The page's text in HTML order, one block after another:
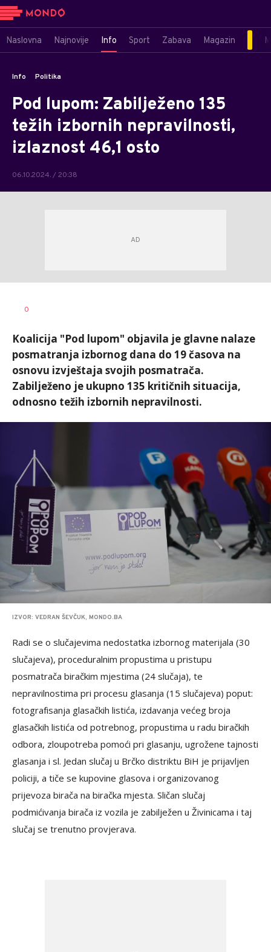
Naslovna Najnovije Info Sport Zabava Magazin
Info Politika
Pod lupom: Zabilježeno 135
težih izbornih nepravilnosti,
izlaznost 46,1 osto
06.10.2024. / 20:38
AUTOR
0
Koalicija "Pod lupom" objavila je glavne nalaze
posmatranja izbornog dana do 19 časova na
osnovu izvještaja svojih posmatrača.
Zabilježeno je ukupno 135 kritičnih situacija,
odnosno težih izbornih nepravilnosti.
IZVOR: VEDRAN ŠEVČUK, MONDO.BA
Radi se o slučajevima nedostatka izbornog materijala (30
slučajeva), proceduralnim propustima u pristupu
posmatrača biračkim mjestima (24 slučaja), te
nepravilnostima pri procesu glasanja (15 slučajeva) poput:
fotografisanja glasačkih listića, izdavanja većeg broja
glasačkih listića od potrebnog, propustima u radu biračkih
odbora, zloupotreba pomoći pri glasanju, ugrožene tajnosti
glasanja i sl. Jedan slučaj u Brčko distriktu BiH je prijavljen
policiji, a tiče se kupovine glasova i organizovanog
prijevoza birača na biračka mjesta. Sličan slučaj
podmićivanja birača iz vozila je zabilježen u Živinicama i taj
slučaj se trenutno provjerava.